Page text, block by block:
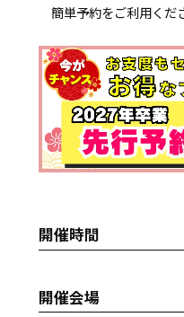
簡単予約をご利用くだ
開催時間
開催会場